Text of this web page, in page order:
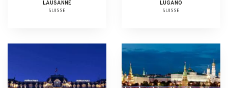
LAUSANNE
SUISSE
LUGANO
SUISSE